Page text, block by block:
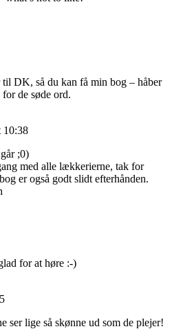
DK, så du kan få min bog – håber
de søde ord.
10:38
;0)
med alle lækkerierne, tak for
er også godt slidt efterhånden.
for at høre :-)
ser lige så skønne ud som de plejer!